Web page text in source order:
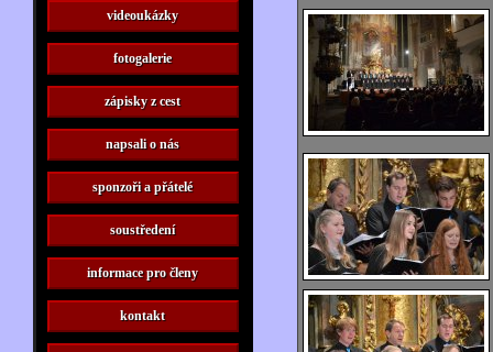
videoukázky
fotogalerie
zápisky z cest
napsali o nás
sponzoři a přátelé
soustředení
informace pro členy
kontakt